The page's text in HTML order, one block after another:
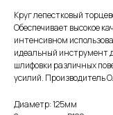
Круг лепестковый
Обеспечивает высокое
интенсивном
идеальный инструмент
шлифовки различных
усилий. Производитель
Диаметр: 125мм